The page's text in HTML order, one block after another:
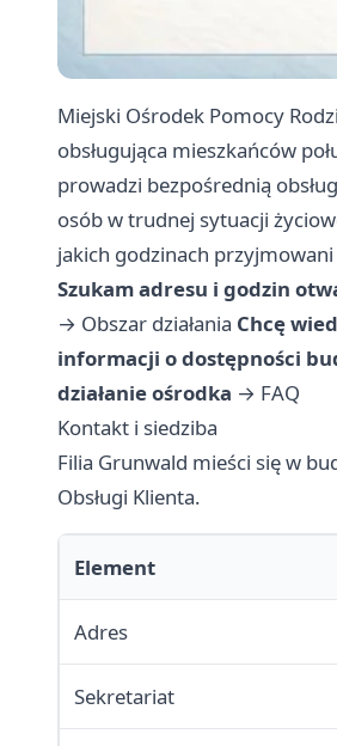
Miejski Ośrodek Pomocy
obsługująca mieszkańców
prowadzi bezpośrednią
osób w trudnej sytuacji
jakich godzinach
Szukam adresu i godzin
→ Obszar działania Chcę
informacji o dostępności
działanie ośrodka → FAQ
Kontakt i siedziba
Filia Grunwald mieści się w
Obsługi Klienta.
Element
Adres
Sekretariat